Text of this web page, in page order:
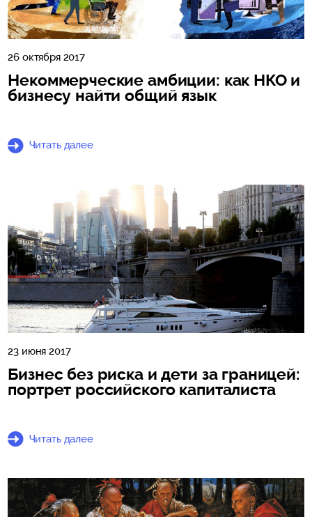
26 октября 2017
Некоммерческие амбиции: как НКО и
бизнесу найти общий язык
Читать далее
23 июня 2017
Бизнес без риска и дети за границей:
портрет российского капиталиста
Читать далее